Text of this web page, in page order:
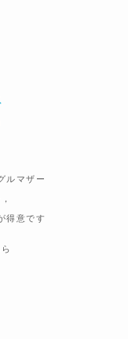
ルマザー
得意です